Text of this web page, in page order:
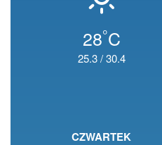
28°C
25.3/30.4
CZWARTEK